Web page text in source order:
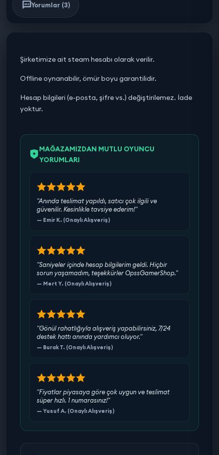
Yorumlar (3)
Şirketimize ait steam hesabı olarak verilir.
Offline oynanabilir, ömür boyu garantilidir.
Hesap bilgileri (e-posta, şifre vs.) değiştirilemez. İade
yoktur.
MAĞAZAMIZDAN MUTLU OYUNCU
YORUMLARI
"Anında teslimat yapıldı, satıcı çok ilgili ve
güvenilir. Kesinlikle tavsiye ederim!"
— Emir K. (Onaylı Alışveriş)
"Saniyeler içinde hesap bilgilerim geldi. Hiçbir
sorun yaşamadım, teşekkürler OpssGamerShop."
— Mert Y. (Onaylı Alışveriş)
"Gönül rahatlığıyla alışveriş yapabilirsiniz, 7/24
destek hattı anında yardımcı oluyor."
— Burak T. (Onaylı Alışveriş)
"Fiyatlar piyasaya göre çok uygun ve teslimat
süper hızlı. 1 numarasınız!"
— Yusuf A. (Onaylı Alışveriş)